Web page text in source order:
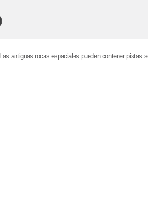
Las antiguas rocas espaciales pueden contener pistas